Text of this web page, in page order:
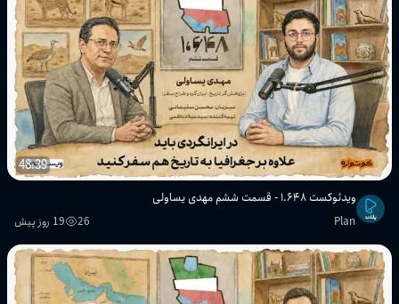
48:39
ویدئوکست ۱.۶۴۸ - قسمت ششم مهدی یساولی
Plan
26 19 روز پیش